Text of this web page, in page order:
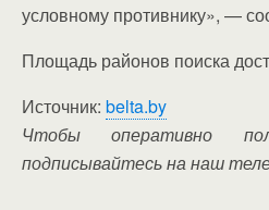
условному противнику», —
Площадь районов поиска
Источник: belta.by
Чтобы оперативно
подписывайтесь на наш